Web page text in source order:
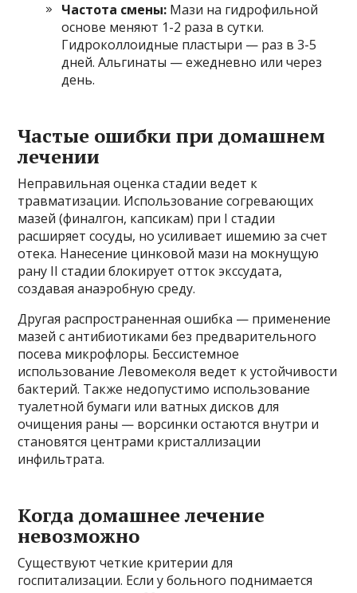
Частота смены: Мази на гидрофильной
основе меняют 1-2 раза в сутки.
Гидроколлоидные пластыри — раз в 3-5
дней. Альгинаты — ежедневно или через
день.
Частые ошибки при домашнем
лечении
Неправильная оценка стадии ведет к
травматизации. Использование согревающих
мазей (финалгон, капсикам) при I стадии
расширяет сосуды, но усиливает ишемию за счет
отека. Нанесение цинковой мази на мокнущую
рану II стадии блокирует отток экссудата,
создавая анаэробную среду.
Другая распространенная ошибка — применение
мазей с антибиотиками без предварительного
посева микрофлоры. Бессистемное
использование Левомеколя ведет к устойчивости
бактерий. Также недопустимо использование
туалетной бумаги или ватных дисков для
очищения раны — ворсинки остаются внутри и
становятся центрами кристаллизации
инфильтрата.
Когда домашнее лечение
невозможно
Существуют четкие критерии для
госпитализации. Если у больного поднимается